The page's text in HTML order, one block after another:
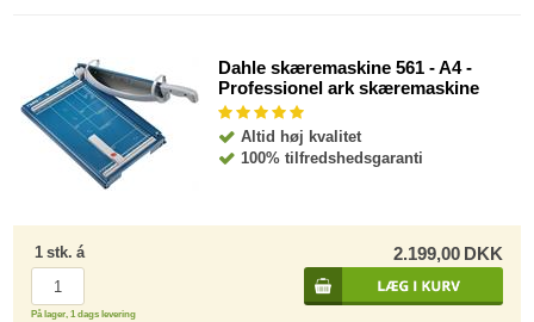
Dahle skæremaskine 561 - A4 -
Professionel ark skæremaskine
Altid høj kvalitet
100% tilfredshedsgaranti
1 stk. á 2.199,00 DKK
På lager, 1 dags levering